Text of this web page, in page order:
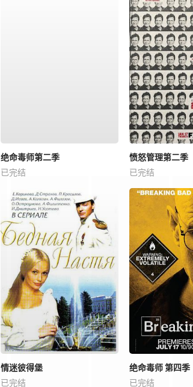
绝命毒师第二季
已完结
愤怒管理第二季
已完结
情迷彼得堡
已完结
绝命毒师 第四季
已完结